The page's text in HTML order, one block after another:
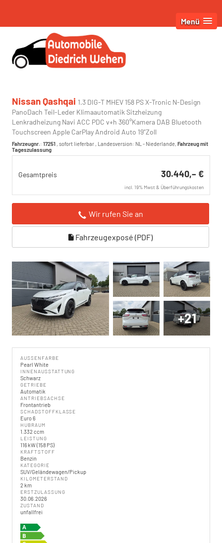
Menü
Nissan Qashqai 1.3 DIG-T MHEV 158 PS X-Tronic N-Design
PanoDach Teil-Leder Klimaautomatik Sitzheizung
Lenkradheizung Navi ACC PDC v+h 360°Kamera DAB Bluetooth
Touchscreen Apple CarPlay Android Auto 19"Zoll
Fahrzeugnr.: 17251 , sofort lieferbar , Landesversion: NL - Niederlande, Fahrzeug mit
Tageszulassung
Gesamtpreis 30.440,– €
incl. 19% Mwst & Überführungskosten
Wir rufen Sie an
Fahrzeugexposé (PDF)
+21
AUSSENFARBE
Pearl White
INNENAUSSTATTUNG
Schwarz
GETRIEBE
Automatik
ANTRIEBSACHSE
Frontantrieb
SCHADSTOFFKLASSE
Euro 6
HUBRAUM
1.332 ccm
LEISTUNG
116 kW (158 PS)
KRAFTSTOFF
Benzin
KATEGORIE
SUV/Geländewagen/Pickup
KILOMETERSTAND
2 km
ERSTZULASSUNG
30.06.2026
ZUSTAND
unfallfrei